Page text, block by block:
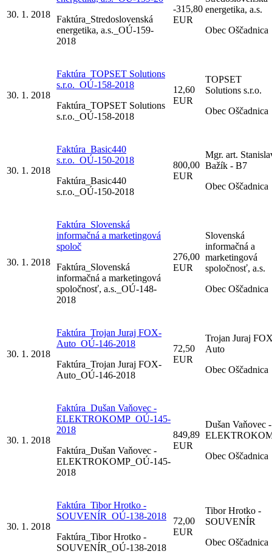
30. 1. 2018 Faktúra_Stredoslovenská
energetika, a.s._OÚ-159-
2018
-315,80
EUR
energetika, a.s.
Obec Oščadnica
30. 1. 2018
Faktúra_TOPSET Solutions
s.r.o._OÚ-158-2018
Faktúra_TOPSET Solutions
s.r.o._OÚ-158-2018
12,60
EUR
TOPSET
Solutions s.r.o.
Obec Oščadnica
30. 1. 2018
Faktúra_Basic440
s.r.o._OÚ-150-2018
Faktúra_Basic440
s.r.o._OÚ-150-2018
800,00
EUR
Mgr. art.
Bažík - B7
Obec Oščadnica
30. 1. 2018
Faktúra_Slovenská
informačná a marketingová
spoloč
Faktúra_Slovenská
informačná a marketingová
spoločnosť, a.s._OÚ-148-
2018
276,00
EUR
Slovenská
informačná a
marketingová
spoločnosť, a.s.
Obec Oščadnica
30. 1. 2018
Faktúra_Trojan Juraj FOX-
Auto_OÚ-146-2018
Faktúra_Trojan Juraj FOX-
Auto_OÚ-146-2018
72,50
EUR
Trojan Juraj
Auto
Obec Oščadnica
30. 1. 2018
Faktúra_Dušan Vaňovec -
ELEKTROKOMP_OÚ-145-
2018
Faktúra_Dušan Vaňovec -
ELEKTROKOMP_OÚ-145-
2018
849,89
EUR
Dušan Vaňovec -
Obec Oščadnica
30. 1. 2018
Faktúra_Tibor Hrotko -
SOUVENÍR_OÚ-138-2018
Faktúra_Tibor Hrotko -
SOUVENÍR_OÚ-138-2018
72,00
EUR
Tibor Hrotko -
SOUVENÍR
Obec Oščadnica